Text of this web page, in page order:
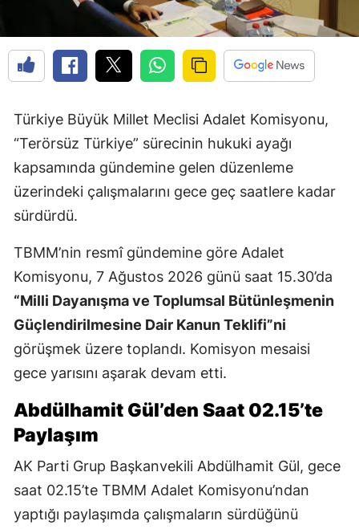
Türkiye Büyük Millet Meclisi Adalet Komisyonu,
“Terörsüz Türkiye” sürecinin hukuki ayağı
kapsamında gündemine gelen düzenleme
üzerindeki çalışmalarını gece geç saatlere kadar
sürdürdü.
TBMM’nin resmî gündemine göre Adalet
Komisyonu, 7 Ağustos 2026 günü saat 15.30’da
“Milli Dayanışma ve Toplumsal Bütünleşmenin
Güçlendirilmesine Dair Kanun Teklifi”ni
görüşmek üzere toplandı. Komisyon mesaisi
gece yarısını aşarak devam etti.
Abdülhamit Gül’den Saat 02.15’te
Paylaşım
AK Parti Grup Başkanvekili Abdülhamit Gül, gece
saat 02.15’te TBMM Adalet Komisyonu’ndan
yaptığı paylaşımda çalışmaların sürdüğünü